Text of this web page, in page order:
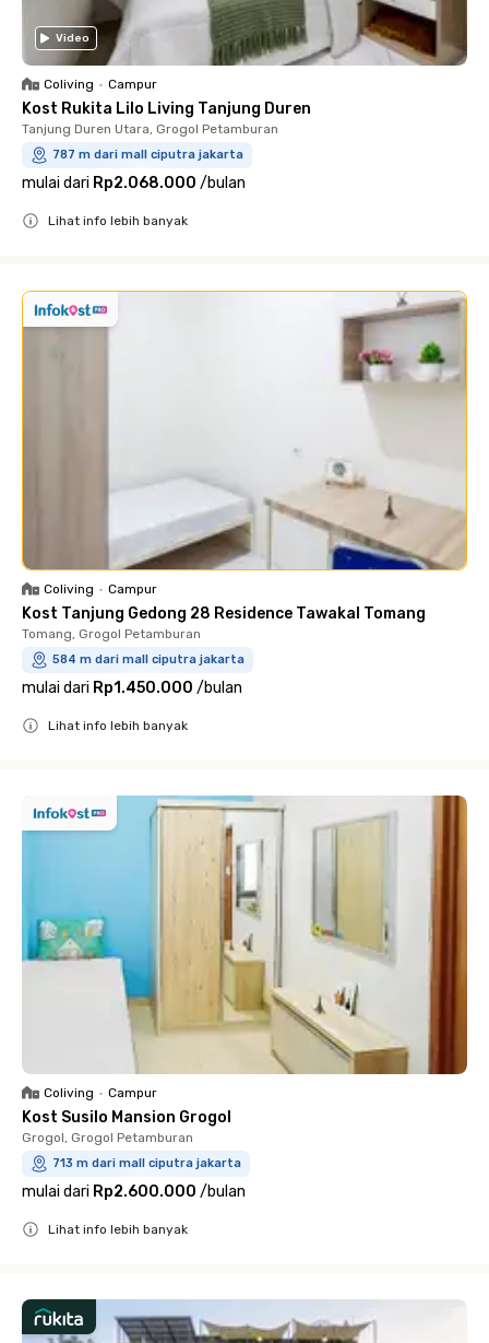
Video
Coliving • Campur
Kost Rukita Lilo Living Tanjung Duren
Tanjung Duren Utara, Grogol Petamburan
787 m dari mall ciputra jakarta
mulai dari Rp2.068.000 /bulan
Lihat info lebih banyak
Coliving • Campur
Kost Tanjung Gedong 28 Residence Tawakal Tomang
Tomang, Grogol Petamburan
584 m dari mall ciputra jakarta
mulai dari Rp1.450.000 /bulan
Lihat info lebih banyak
Coliving • Campur
Kost Susilo Mansion Grogol
Grogol, Grogol Petamburan
713 m dari mall ciputra jakarta
mulai dari Rp2.600.000 /bulan
Lihat info lebih banyak